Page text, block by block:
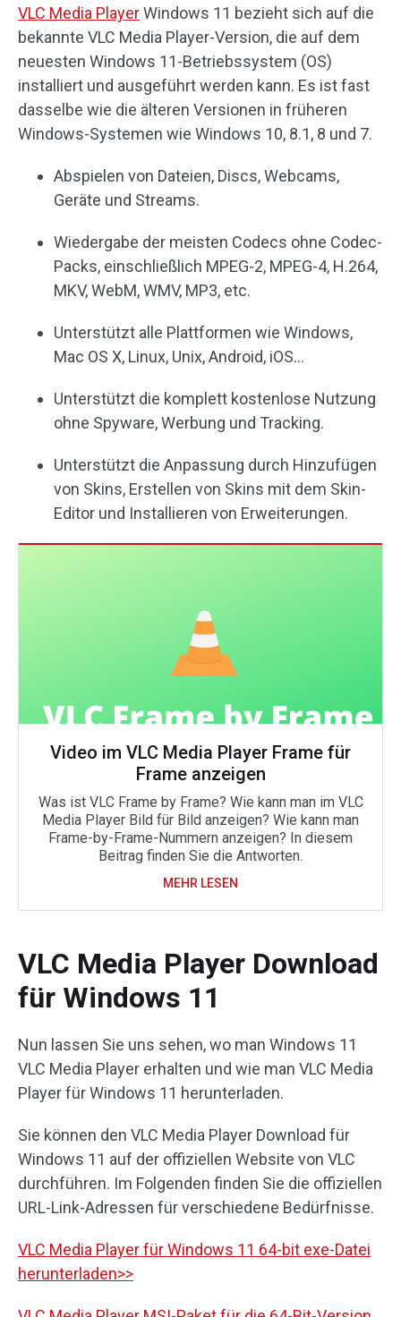
VLC Media PlayerWindows 11 bezieht sich auf die
bekannte VLC Media Player-Version, die auf dem
neuesten Windows 11-Betriebssystem (OS)
installiert und ausgeführt werden kann. Es ist fast
dasselbe wie die älteren Versionen in früheren
Windows-Systemen wie Windows 10, 8.1, 8 und 7.
Abspielen von Dateien, Discs, Webcams,
Geräte und Streams.
Wiedergabe der meisten Codecs ohne Codec-
Packs, einschließlich MPEG-2, MPEG-4, H.264,
MKV, WebM, WMV, MP3, etc.
Unterstützt alle Plattformen wie Windows,
Mac OS X, Linux, Unix, Android, iOS…
Unterstützt die komplett kostenlose Nutzung
ohne Spyware, Werbung und Tracking.
Unterstützt die Anpassung durch Hinzufügen
von Skins, Erstellen von Skins mit dem Skin-
Editor und Installieren von Erweiterungen.
Video im VLC Media Player Frame für
Frame anzeigen
Was ist VLC Frame by Frame? Wie kann man im VLC
Media Player Bild für Bild anzeigen? Wie kann man
Frame-by-Frame-Nummern anzeigen? In diesem
Beitrag finden Sie die Antworten.
MEHR LESEN
VLC Media Player Download
für Windows 11
Nun lassen Sie uns sehen, wo man Windows 11
VLC Media Player erhalten und wie man VLC Media
Player für Windows 11 herunterladen.
Sie können den VLC Media Player Download für
Windows 11 auf der offiziellen Website von VLC
durchführen. Im Folgenden finden Sie die offiziellen
URL-Link-Adressen für verschiedene Bedürfnisse.
VLC Media Player für Windows 11 64-bit exe-Datei
herunterladen>>